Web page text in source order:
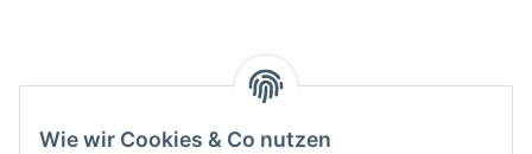
Wie wir Cookies & Co nutzen